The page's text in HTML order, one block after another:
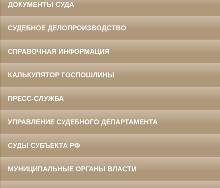
ДОКУМЕНТЫ СУДА
СУДЕБНОЕ ДЕЛОПРОИЗВОДСТВО
СПРАВОЧНАЯ ИНФОРМАЦИЯ
КАЛЬКУЛЯТОР ГОСПОШЛИНЫ
ПРЕСС-СЛУЖБА
УПРАВЛЕНИЕ СУДЕБНОГО ДЕПАРТАМЕНТА
СУДЫ СУБЪЕКТА РФ
МУНИЦИПАЛЬНЫЕ ОРГАНЫ ВЛАСТИ